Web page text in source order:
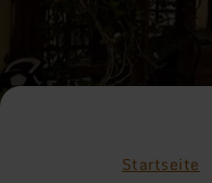
Startseite